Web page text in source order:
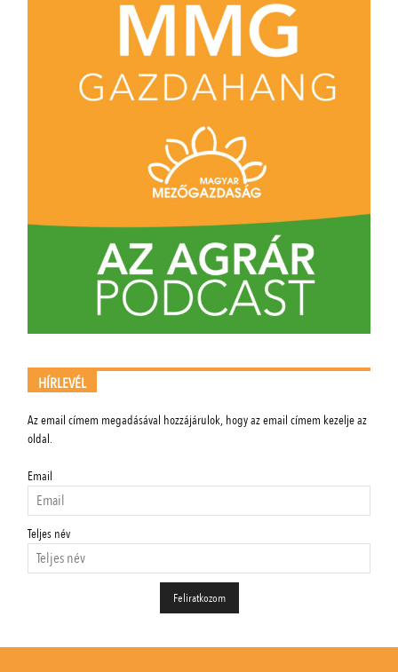
HÍRLEVÉL
Az email címem megadásával hozzájárulok, hogy az email címem kezelje az
oldal.
Email
Teljes név